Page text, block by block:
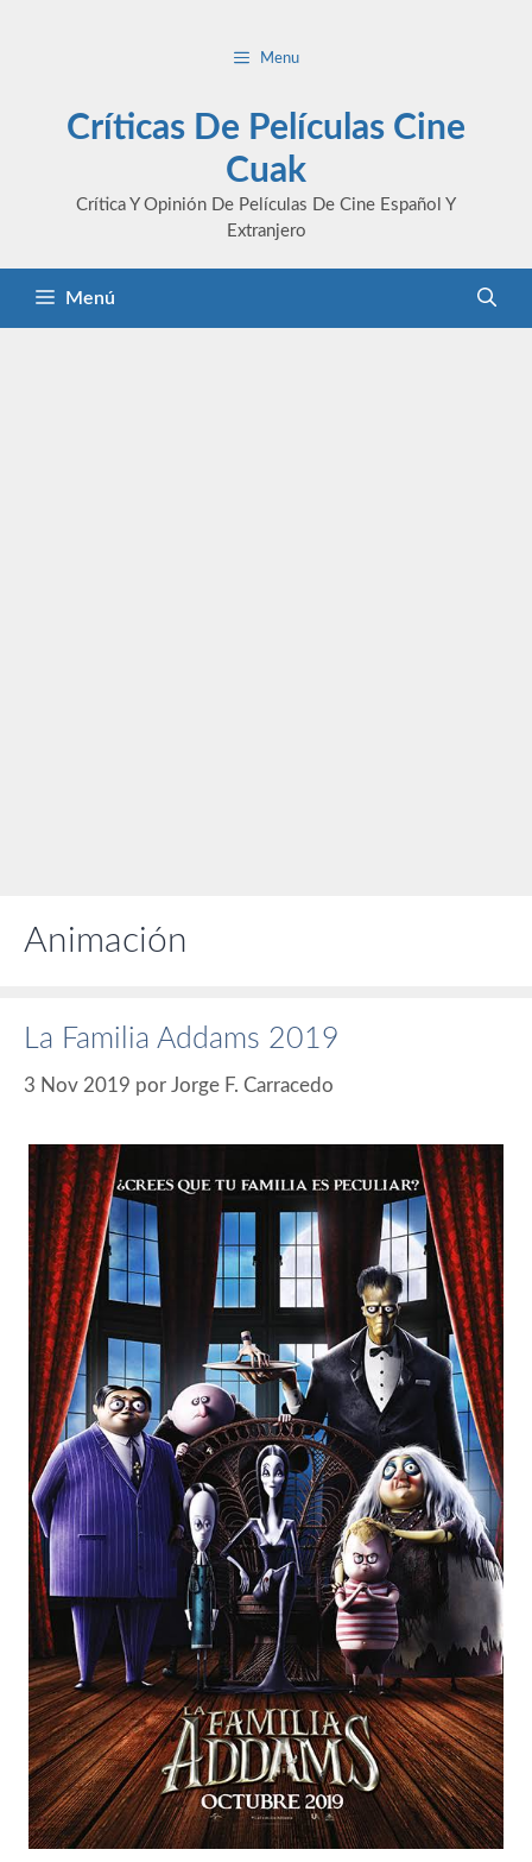
Menu
Críticas De Películas Cine
Cuak
Crítica Y Opinión De Películas De Cine Español Y
Extranjero
Menú
Animación
La Familia Addams 2019
3 Nov 2019 por Jorge F. Carracedo